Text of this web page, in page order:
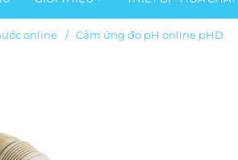
online / Cảm ứng đo pH online pHD